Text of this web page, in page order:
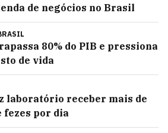
de negócios no Brasil
80% do PIB e pressiona
de vida
laboratório receber mais de
fezes por dia